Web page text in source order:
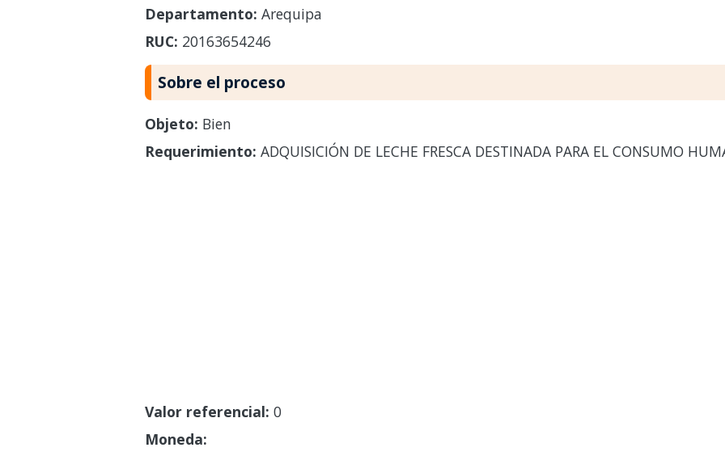
Departamento: Arequipa
RUC: 20163654246
Sobre el proceso
Objeto: Bien
Requerimiento: ADQUISICIÓN DE LECHE FRESCA DESTINADA PARA EL CONSUMO
Valor referencial: 0
Moneda: